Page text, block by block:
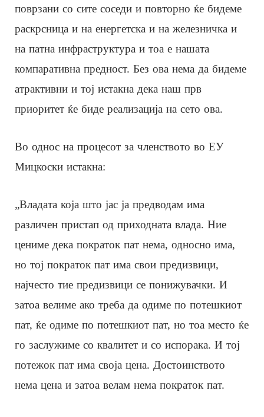
поврзани со сите соседи и повторно ќе бидеме
раскрсница и на енергетска и на железничка и
на патна инфраструктура и тоа е нашата
компаративна предност. Без ова нема да бидеме
атрактивни и тој истакна дека наш прв
приоритет ќе биде реализација на сето ова.
Во однос на процесот за членството во ЕУ
Мицкоски истакна:
„Владата која што јас ја предводам има
различен пристап од приходната влада. Ние
цениме дека пократок пат нема, односно има,
но тој пократок пат има свои предизвици,
најчесто тие предизвици се понижувачки. И
затоа велиме ако треба да одиме по потешкиот
пат, ќе одиме по потешкиот пат, но тоа место ќе
го заслужиме со квалитет и со испорака. И тој
потежок пат има своја цена. Достоинството
нема цена и затоа велам нема пократок пат.